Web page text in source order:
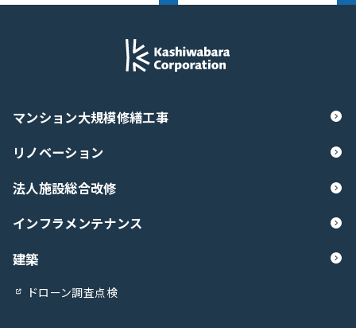
マンション大規模修繕工事
リノベーション
法人施設総合改修
インフラメンテナンス
建築
ドローン調査点検